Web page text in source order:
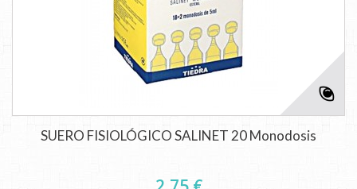
SUERO FISIOLÓGICO SALINET 20 Monodosis